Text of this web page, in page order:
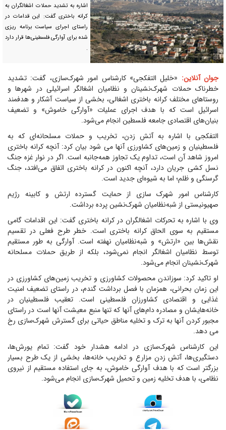
اشاره به تشدید حملات اشغالگران به
کرانه باختری گفت: این قدامات در
راستای اجرای سیاست برنامه ریزی
شده برای آوارگی فلسطینی‌ها قرار دارد
.
جوان آنلاین: «خلیل التفکجی» کارشناس امور شهرک‌سازی، گفت: تشدید
خطرناک حملات شهرک‌نشینان و نظامیان اشغالگر اسرائیلی در شهرها و
روستاهای مختلف کرانه باختری اشغالی، بخشی از سیاست آشکار و هدفمند
اسرائیل است که با هدف اجرای عملیات «آوارگی خاموش» و تضعیف
بنیان‌های اقتصادی جامعه فلسطین انجام می‌شود.
التفکجی با اشاره به آتش‌ زدن، تخریب و حملات مسلحانه‌ای که به
فلسطینیان و زمین‌های کشاورزی آنها می شود بیان کرد: آنچه کرانه باختری
امروز شاهد آن است، تداوم یک تجاوز همه‌جانبه است. اگر در نوار غزه جنگ
نسل کشی جریان دارد، آنچه اکنون در کرانه باختری اتفاق می‌افتد، جنگ
گرسنگی و ظلم؛ اما به شیوه‌ای جدید است.
کارشناس امور شهرک سازی از حمایت گسترده ارتش و کابینه رژیم
صهیونیستی از شبه‌نظامیان شهرک‌نشین پرده برداشت.
وی با اشاره به تحرکات اشغالگران در کرانه باختری گفت: این اقدامات گامی
مستقیم به سوی الحاق کرانه باختری است. خطر طرح فعلی در تقسیم
نقش‌ها بین «ارتش» و شبه‌نظامیان نهفته است. آوارگی به طور مستقیم
توسط نظامیان اشغالگر انجام نمی‌شود، بلکه از طریق حملات مسلحانه
شهرک‌نشینان انجام می‌شود.
او تاکید کرد: سوزاندن محصولات کشاورزی و تخریب زمین‌های کشاورزی در
این زمان بحرانی، همزمان با فصل برداشت گندم، در راستای تضعیف امنیت
غذایی و اقتصادی کشاورزان فلسطینی است. تعقیب فلسطینیان در
خانه‌هایشان و مصادره دام‌های آنها که تنها منبع معیشت آنها است در راستای
مجبور کردن آنها به ترک و تخلیه مناطق حیاتی برای گسترش شهرک‌سازی رخ
می دهد.
این کارشناس شهرک‌سازی در ادامه هشدار خود گفت: تمام یورش‌ها،
دستگیری‌ها، آتش زدن مزارع و تخریب خانه‌ها، بخشی از یک طرح بسیار
بزرگتر است که با هدف آوارگی خاموش، به جای استفاده مستقیم از نیروی
نظامی، با هدف تخلیه زمین و تحمیل شهرک‌سازی انجام می‌شود.